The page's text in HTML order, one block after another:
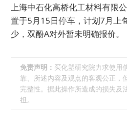
上海中石化高桥化工材料有限
置于5月15日停车，计划7月上
少，双酚A对外暂未明确报价。
免责声明： 买化塑研究院力求使用
靠、所述内容及观点的客观公正，
完整性。据此操作所造成的损失及
担。